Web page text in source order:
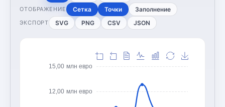
ОТОБРАЖЕНИЕ Сетка Точки Заполнение
ЭКСПОРТ SVG PNG CSV JSON
12,00 млн евро
15,00 млн евро